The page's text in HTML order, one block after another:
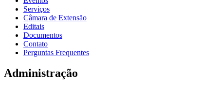
Serviços
Câmara de Extensão
Editais
Documentos
Contato
Perguntas Frequentes
Administração